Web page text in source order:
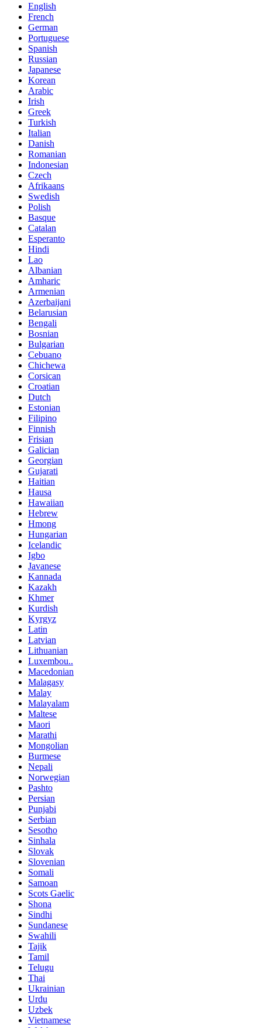
English
French
German
Portuguese
Spanish
Russian
Japanese
Korean
Arabic
Irish
Greek
Turkish
Italian
Danish
Romanian
Indonesian
Czech
Afrikaans
Swedish
Polish
Basque
Catalan
Esperanto
Hindi
Lao
Albanian
Amharic
Armenian
Azerbaijani
Belarusian
Bengali
Bosnian
Bulgarian
Cebuano
Chichewa
Corsican
Croatian
Dutch
Estonian
Filipino
Finnish
Frisian
Galician
Georgian
Gujarati
Haitian
Hausa
Hawaiian
Hebrew
Hmong
Hungarian
Icelandic
Igbo
Javanese
Kannada
Kazakh
Khmer
Kurdish
Kyrgyz
Latin
Latvian
Lithuanian
Luxembou..
Macedonian
Malagasy
Malay
Malayalam
Maltese
Maori
Marathi
Mongolian
Burmese
Nepali
Norwegian
Pashto
Persian
Punjabi
Serbian
Sesotho
Sinhala
Slovak
Slovenian
Somali
Samoan
Scots Gaelic
Shona
Sindhi
Sundanese
Swahili
Tajik
Tamil
Telugu
Thai
Ukrainian
Urdu
Uzbek
Vietnamese